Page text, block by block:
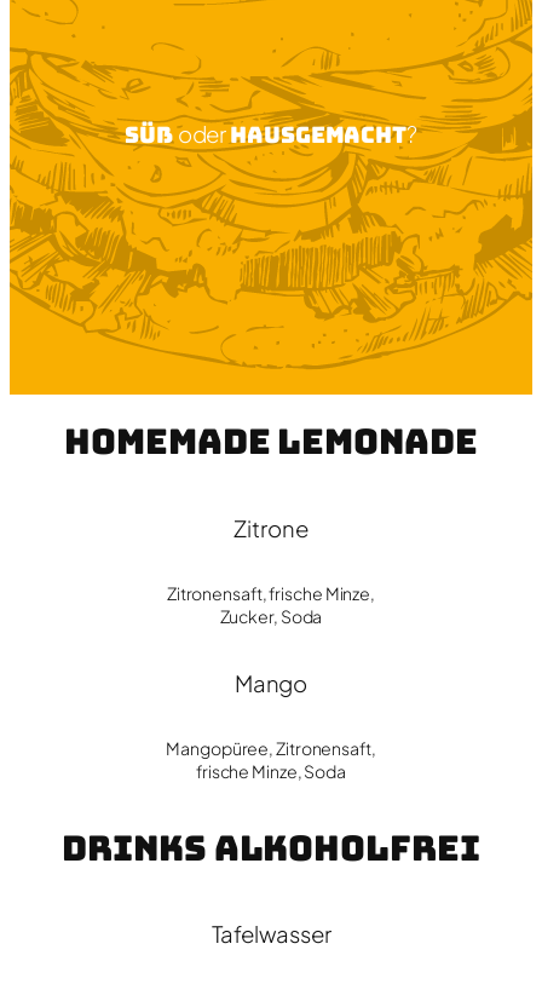
SüßoderHausgemacht?
Homemade Lemonade
Zitrone
Zitronensaft, frische Minze,
Zucker, Soda
Mango
Mangopüree, Zitronensaft,
frische Minze, Soda
Drinks Alkoholfrei
Tafelwasser